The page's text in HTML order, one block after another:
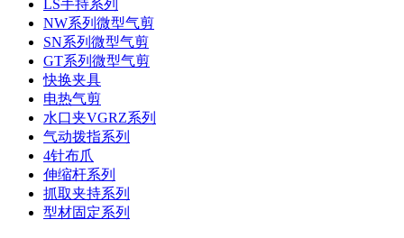
LS手持系列
NW系列微型气剪
SN系列微型气剪
GT系列微型气剪
快换夹具
电热气剪
水口夹VGRZ系列
气动拨指系列
4针布爪
伸缩杆系列
抓取夹持系列
型材固定系列